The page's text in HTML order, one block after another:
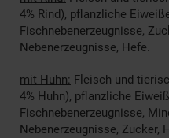
4% Rind), pflanzliche
Fischnebenerzeugnisse,
Nebenerzeugnisse, Hefe.
mit Huhn: Fleisch und
4% Huhn), pflanzliche
Fischnebenerzeugnisse,
Nebenerzeugnisse, Zucker,